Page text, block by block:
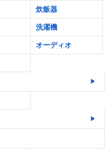
炊飯器
洗濯機
オーディオ